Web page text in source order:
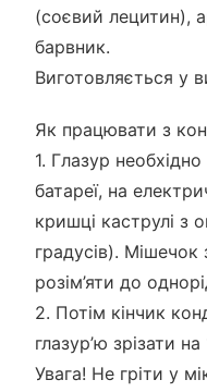
(соєвий лецитин),
барвник.
Виготовляється у
Як працювати з
1. Глазур
батареї, на
кришці каструлі з
градусів). Мішечок
розім’яти до
2. Потім кінчик
глазур’ю зрізати
Увага! Не гріти у